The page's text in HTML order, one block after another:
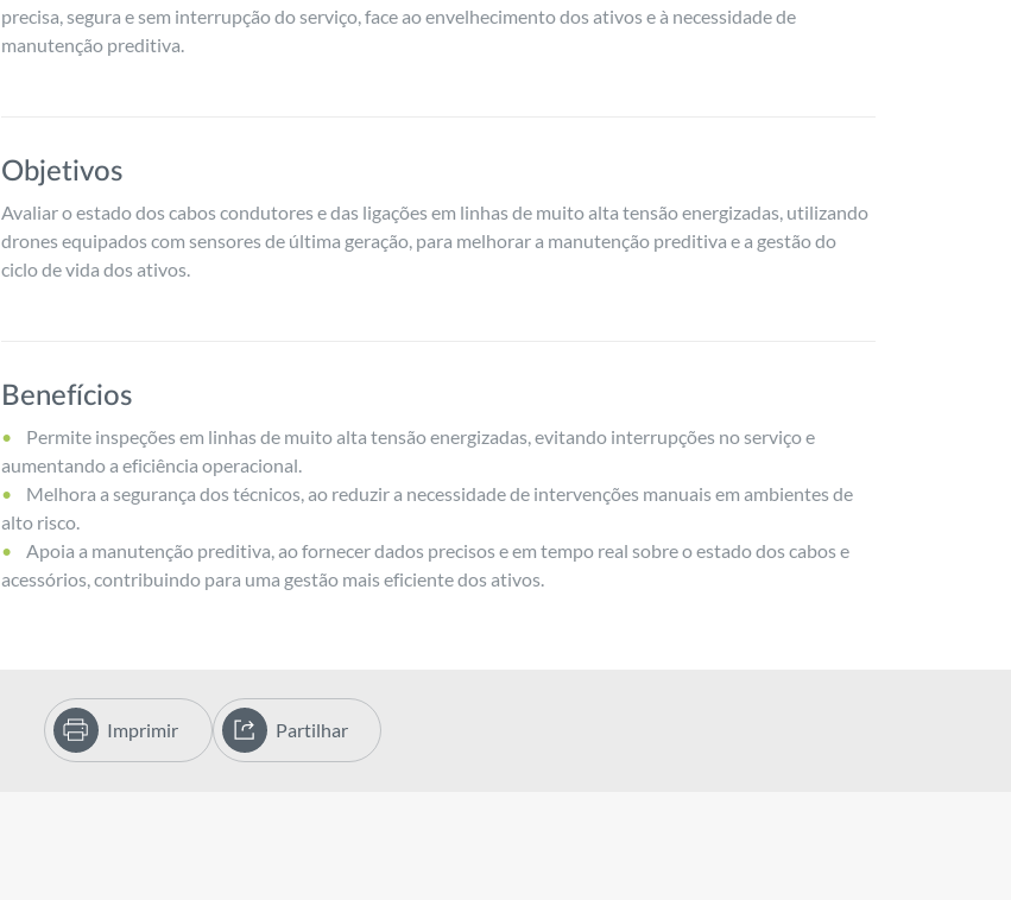
precisa, segura e sem interrupção do serviço, face ao envelhecimento dos ativos e à necessidade de
manutenção preditiva.
Objetivos
Avaliar o estado dos cabos condutores e das ligações em linhas de muito alta tensão energizadas, utilizando
drones equipados com sensores de última geração, para melhorar a manutenção preditiva e a gestão do
ciclo de vida dos ativos.
Benefícios
Permite inspeções em linhas de muito alta tensão energizadas, evitando interrupções no serviço e
aumentando a eficiência operacional.
Melhora a segurança dos técnicos, ao reduzir a necessidade de intervenções manuais em ambientes de
alto risco.
Apoia a manutenção preditiva, ao fornecer dados precisos e em tempo real sobre o estado dos cabos e
acessórios, contribuindo para uma gestão mais eficiente dos ativos.
Imprimir Partilhar